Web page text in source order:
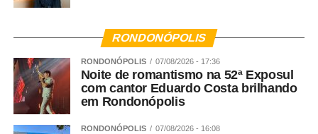
RONDONÓPOLIS
RONDONÓPOLIS 07/08/2026 - 17:36
Noite de romantismo na 52ª Exposul
com cantor Eduardo Costa brilhando
em Rondonópolis
RONDONÓPOLIS 07/08/2026 - 16:08